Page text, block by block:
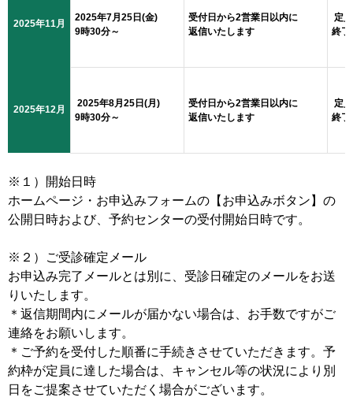
2025年11月
2025年7月25日(金)
9時30分～
受付日から2営業日以内に
返信いたします
定
終了
2025年12月
2025年8月25日(月)
9時30分～
受付日から2営業日以内に
返信いたします
定
終了
※１）開始日時
ホームページ・お申込みフォームの【お申込みボタン】の
公開日時および、予約センターの受付開始日時です。
※２）ご受診確定メール
お申込み完了メールとは別に、受診日確定のメールをお送
りいたします。
＊返信期間内にメールが届かない場合は、お手数ですがご
連絡をお願いします。
＊ご予約を受付した順番に手続きさせていただきます。予
約枠が定員に達した場合は、キャンセル等の状況により別
日をご提案させていただく場合がございます。